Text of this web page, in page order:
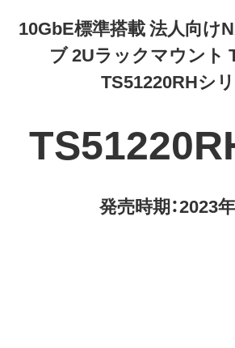
10GbE標準搭載 法人向け
ブ 2Uラックマウント
TS51220RHシ
発売時期：2023